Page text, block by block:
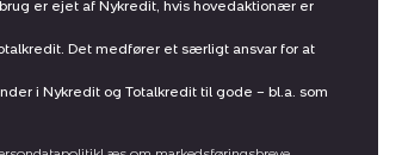
er ejet af Nykredit, hvis hovedaktionær er
Det medfører et særligt ansvar for at
i Nykredit og Totalkredit til gode – bl.a. som